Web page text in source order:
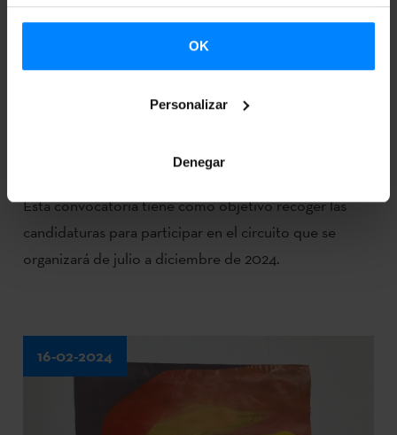
OK
Personalizar
Denegar
EL PLAZO DE INSCRIPCIÓN PARA
ARTISTAS CIERRA EL 15 DE MARZO
Esta convocatoria tiene como objetivo recoger las
candidaturas para participar en el circuito que se
organizará de julio a diciembre de 2024.
16-02-2024